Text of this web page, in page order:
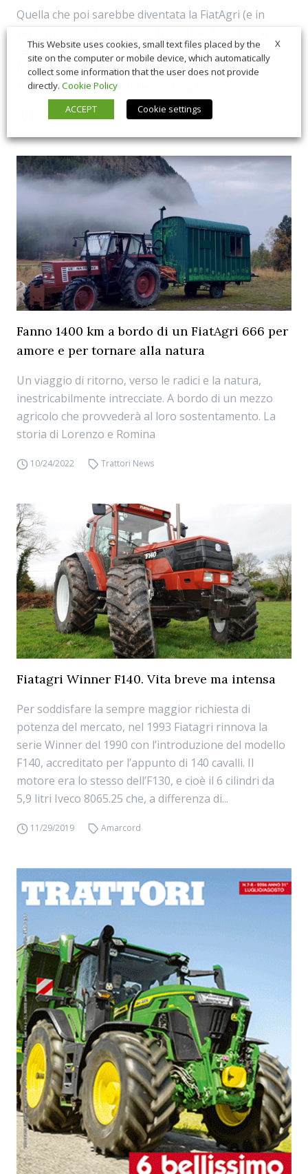
Quella che poi sarebbe diventata la FiatAgri (e in
negli anni '90), in origine si chiamava Fiat Trattori.
Nacque sul finire degli anni '10. E questa è la
rocambolesca storia delle sue origini
11/02/2022 Amarcord
Fanno 1400 km a bordo di un FiatAgri 666 per
amore e per tornare alla natura
Un viaggio di ritorno, verso le radici e la natura,
inestricabilmente intrecciate. A bordo di un mezzo
agricolo che provvederà al loro sostentamento. La
storia di Lorenzo e Romina
10/24/2022 Trattori News
Fiatagri Winner F140. Vita breve ma intensa
Per soddisfare la sempre maggior richiesta di
potenza del mercato, nel 1993 Fiatagri rinnova la
serie Winner del 1990 con l’introduzione del modello
F140, accreditato per l’appunto di 140 cavalli. Il
motore era lo stesso dell’F130, e cioè il 6 cilindri da
5,9 litri Iveco 8065.25 che, a differenza di...
11/29/2019 Amarcord
X
This Website uses cookies, small text files placed by the
site on the computer or mobile device, which automatically
collect some information that the user does not provide
directly. Cookie Policy
ACCEPT
Cookie settings